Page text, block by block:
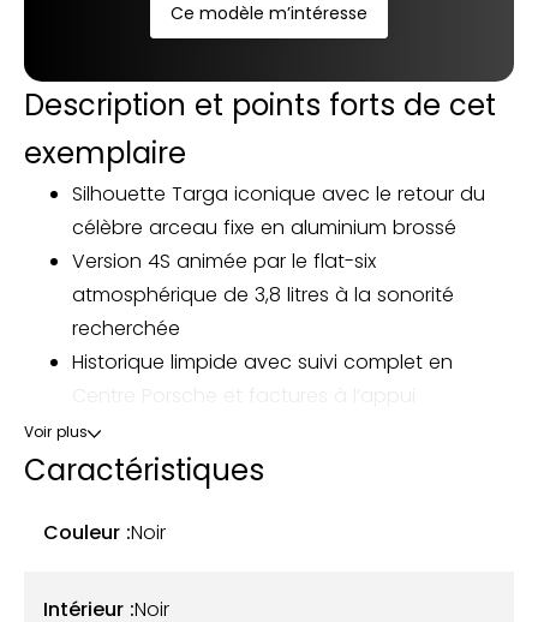
Ce modèle m’intéresse
Description et points forts de cet
exemplaire
Silhouette Targa iconique avec le retour du
célèbre arceau fixe en aluminium brossé
Version 4S animée par le flat-six
atmosphérique de 3,8 litres à la sonorité
recherchée
Historique limpide avec suivi complet en
Faible kilométrage pour un exemplaire de 2014
Notre Porsche 911 Type 991 Targa 4S a été mise en
circulation le 10 septembre 2014 et totalise
désormais immatriculée en France et a connu deux
Voir plus
Caractéristiques
Couleur :Noir
Intérieur :Noir